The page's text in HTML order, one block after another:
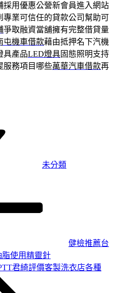
採用優惠公營新會員進入網站
專業可信任的貸款公司幫助可
爭取融資當舖擁有完整借貸量
屯機車借款藉由抵押名下汽機
具產品LED燈具固態照明支持
服務項目哪些萬華汽車借款再
未分類
健檢推薦台
脂使用精靈針
君綺評價客製洗衣店各種